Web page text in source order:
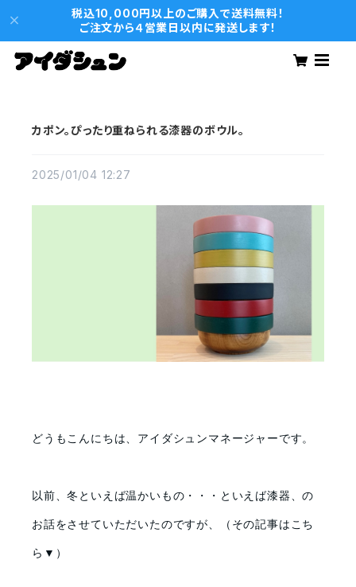
税込10,000円以上のご購入で送料無料！
ご注文から４営業日以内に発送します！
カポン。ぴったり重ねられる漆器のボウル。
2025/01/04 12:27
どうもこんにちは、アイダシュンマネージャーです。
以前、冬といえば温かいもの・・・といえば漆器、の
お話をさせていただいたのですが、（その記事はこち
ら▼）